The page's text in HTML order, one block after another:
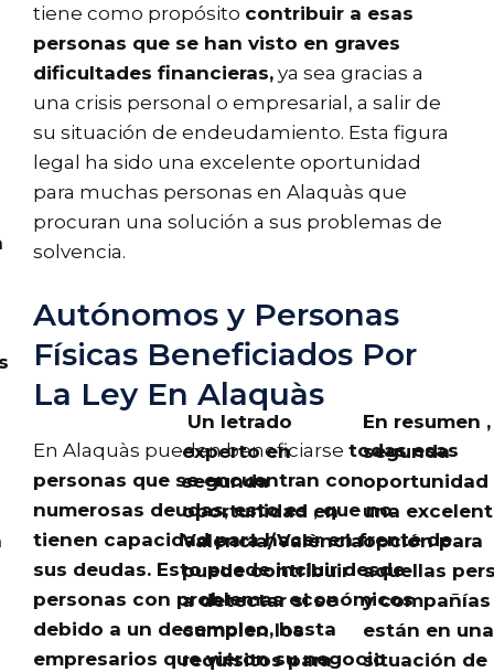
tiene como propósito contribuir a esas
personas que se han visto en graves
dificultades financieras, ya sea gracias a
una crisis personal o empresarial, a salir de
su situación de endeudamiento. Esta figura
legal ha sido una excelente oportunidad
para muchas personas en Alaquàs que
procuran una solución a sus problemas de
solvencia.
Autónomos y Personas
Físicas Beneficiados Por
La Ley En Alaquàs
En Alaquàs pueden beneficiarse todas esas
personas que se encuentran con
numerosas deudas, esto es ,que no
tienen capacidad para hacer en frente de
sus deudas. Esto puede incluir desde
personas con problemas económicos
debido a un desempleo, hasta
empresarios que vieron su negocio
Un letrado
experto en
segunda
oportunidad en
Valencia/València
puede contribuir
a detectar si se
cumplen los
requisitos para
En resumen
segunda
oportunidad
una
opción para
aquellas
y compañías
están en una
situación de